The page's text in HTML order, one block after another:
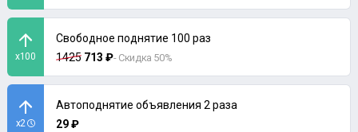
x100
Свободное поднятие 100 раз
1425 713 ₽- Скидка 50%
x2
Автоподнятие объявления 2 раза
29 ₽